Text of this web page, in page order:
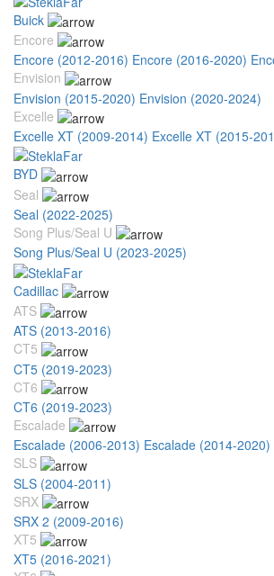
Buick
Encore
Encore (2012-2016) Encore (2016-2020)
Envision
Envision (2015-2020) Envision (2020-2024)
Excelle
Excelle XT (2009-2014) Excelle XT (2015-
BYD
Seal
Seal (2022-2025)
Song Plus/Seal U
Song Plus/Seal U (2023-2025)
Cadillac
ATS
ATS (2013-2016)
CT5
CT5 (2019-2023)
CT6
CT6 (2019-2023)
Escalade
Escalade (2006-2013) Escalade (2014-2020)
SLS
SLS (2004-2011)
SRX
SRX 2 (2009-2016)
XT5
XT5 (2016-2021)